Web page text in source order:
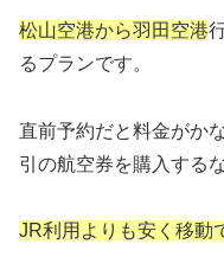
松山空港から羽田空港
るプランです。
直前予約だと料金がか
引の航空券を購入する
JR利用よりも安く移動